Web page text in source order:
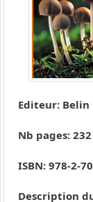
Editeur: Belin
Nb pages:
ISBN: 978-2-
Description